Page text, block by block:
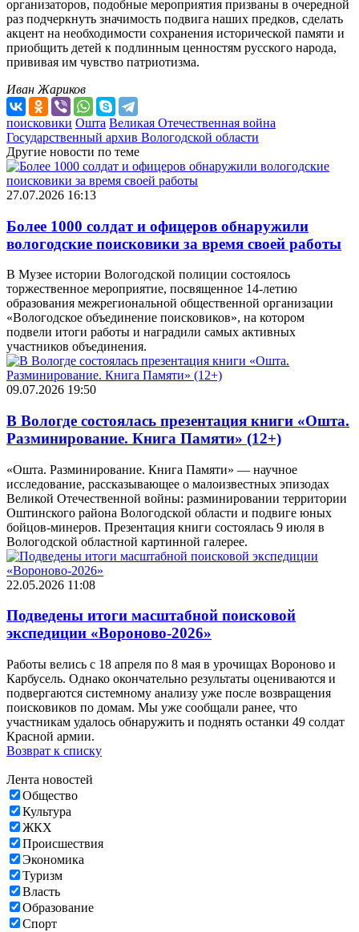
организаторов, подобные мероприятия призваны в очередной
раз подчеркнуть значимость подвига наших предков, сделать
акцент на необходимости сохранения исторической памяти и
приобщить детей к подлинным ценностям русского народа,
прививая им чувство патриотизма.
Иван Жариков
поисковики Ошта Великая Отечественная война
Государственный архив Вологодской области
Другие новости по теме
27.07.2026 16:13
Более 1000 солдат и офицеров обнаружили
вологодские поисковики за время своей работы
В Музее истории Вологодской полиции состоялось
торжественное мероприятие, посвященное 14-летию
образования межрегиональной общественной организации
«Вологодское объединение поисковиков», на котором
подвели итоги работы и наградили самых активных
участников объединения.
09.07.2026 19:50
В Вологде состоялась презентация книги «Ошта.
Разминирование. Книга Памяти» (12+)
«Ошта. Разминирование. Книга Памяти» — научное
исследование, рассказывающее о малоизвестных эпизодах
Великой Отечественной войны: разминировании территории
Оштинского района Вологодской области и подвиге юных
бойцов-минеров. Презентация книги состоялась 9 июля в
Вологодской областной картинной галерее.
22.05.2026 11:08
Подведены итоги масштабной поисковой
экспедиции «Вороново-2026»
Работы велись с 18 апреля по 8 мая в урочищах Вороново и
Карбусель. Однако окончательно результаты оцениваются и
подвергаются системному анализу уже после возвращения
поисковиков по домам. Мы уже сообщали ранее, что
участникам удалось обнаружить и поднять останки 49 солдат
Красной армии.
Возврат к списку
Лента новостей
Общество
Культура
ЖКХ
Происшествия
Экономика
Туризм
Власть
Образование
Спорт